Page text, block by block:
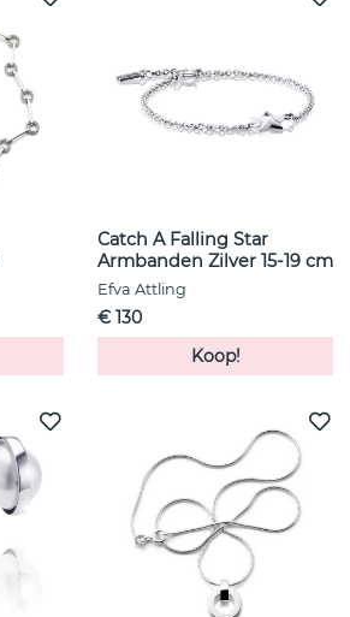
Catch A Falling Star
Armbanden Zilver 15-19 cm
Efva Attling
€ 130
Koop!